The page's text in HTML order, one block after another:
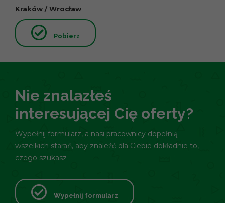
Kraków / Wrocław
Pobierz
Nie znalazłeś
interesującej Cię oferty?
Wypełnij formularz, a nasi pracownicy dopełnią
wszelkich starań, aby znaleźć dla Ciebie dokładnie to,
czego szukasz
Wypełnij formularz